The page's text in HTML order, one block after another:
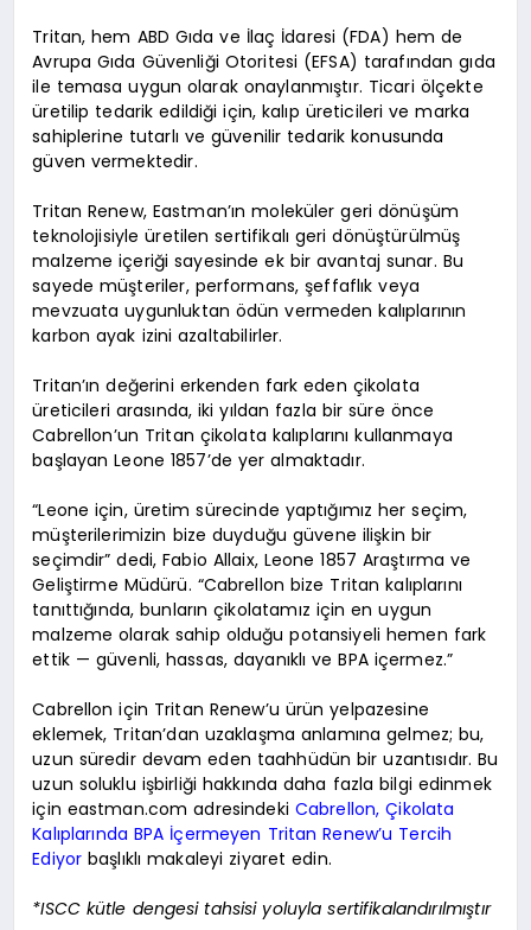
Tritan, hem ABD Gıda ve İlaç İdaresi (FDA) hem de
Avrupa Gıda Güvenliği Otoritesi (EFSA) tarafından gıda
ile temasa uygun olarak onaylanmıştır. Ticari ölçekte
üretilip tedarik edildiği için, kalıp üreticileri ve marka
sahiplerine tutarlı ve güvenilir tedarik konusunda
güven vermektedir.
Tritan Renew, Eastman’ın moleküler geri dönüşüm
teknolojisiyle üretilen sertifikalı geri dönüştürülmüş
malzeme içeriği sayesinde ek bir avantaj sunar. Bu
sayede müşteriler, performans, şeffaflık veya
mevzuata uygunluktan ödün vermeden kalıplarının
karbon ayak izini azaltabilirler.
Tritan’ın değerini erkenden fark eden çikolata
üreticileri arasında, iki yıldan fazla bir süre önce
Cabrellon’un Tritan çikolata kalıplarını kullanmaya
başlayan Leone 1857’de yer almaktadır.
“Leone için, üretim sürecinde yaptığımız her seçim,
müşterilerimizin bize duyduğu güvene ilişkin bir
seçimdir” dedi, Fabio Allaix, Leone 1857 Araştırma ve
Geliştirme Müdürü. “Cabrellon bize Tritan kalıplarını
tanıttığında, bunların çikolatamız için en uygun
malzeme olarak sahip olduğu potansiyeli hemen fark
ettik — güvenli, hassas, dayanıklı ve BPA içermez.”
Cabrellon için Tritan Renew’u ürün yelpazesine
eklemek, Tritan’dan uzaklaşma anlamına gelmez; bu,
uzun süredir devam eden taahhüdün bir uzantısıdır. Bu
uzun soluklu işbirliği hakkında daha fazla bilgi edinmek
için eastman.com adresindeki Cabrellon, Çikolata
Kalıplarında BPA İçermeyen Tritan Renew’u Tercih
Ediyor başlıklı makaleyi ziyaret edin.
*ISCC kütle dengesi tahsisi yoluyla sertifikalandırılmıştır